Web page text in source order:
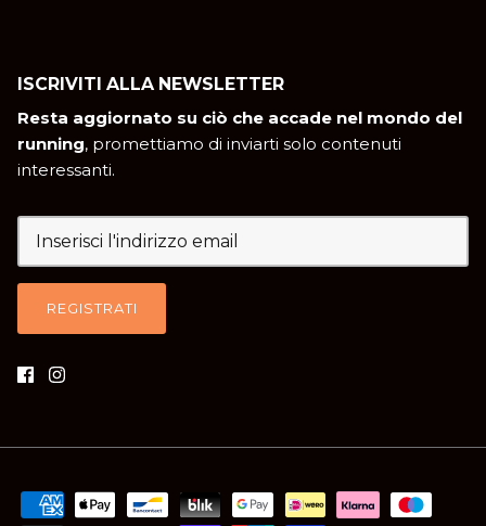
ISCRIVITI ALLA NEWSLETTER
Resta aggiornato su ciò che accade nel mondo del
running, promettiamo di inviarti solo contenuti
interessanti.
REGISTRATI